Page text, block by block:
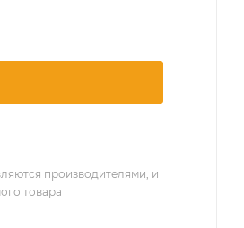
производителями, и
товара